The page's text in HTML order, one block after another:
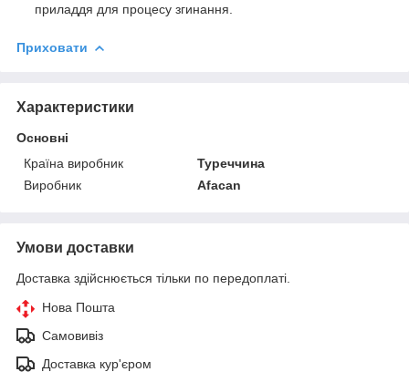
приладдя для процесу згинання.
Приховати
Характеристики
Основні
Країна виробник
Туреччина
Виробник
Afacan
Умови доставки
Доставка здійснюється тільки по передоплаті.
Нова Пошта
Самовивіз
Доставка кур'єром